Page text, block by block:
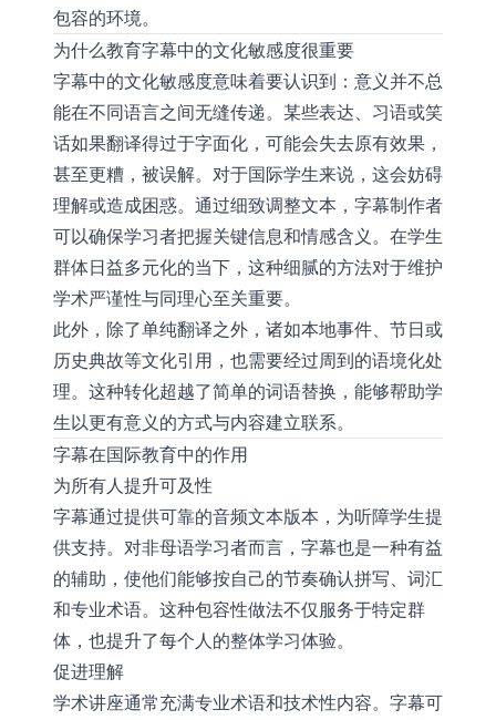
包容的环境。
为什么教育字幕中的文化敏感度很重要
字幕中的文化敏感度意味着要认识到：意义并不总
能在不同语言之间无缝传递。某些表达、习语或笑
话如果翻译得过于字面化，可能会失去原有效果，
甚至更糟，被误解。对于国际学生来说，这会妨碍
理解或造成困惑。通过细致调整文本，字幕制作者
可以确保学习者把握关键信息和情感含义。在学生
群体日益多元化的当下，这种细腻的方法对于维护
学术严谨性与同理心至关重要。
此外，除了单纯翻译之外，诸如本地事件、节日或
历史典故等文化引用，也需要经过周到的语境化处
理。这种转化超越了简单的词语替换，能够帮助学
生以更有意义的方式与内容建立联系。
字幕在国际教育中的作用
为所有人提升可及性
字幕通过提供可靠的音频文本版本，为听障学生提
供支持。对非母语学习者而言，字幕也是一种有益
的辅助，使他们能够按自己的节奏确认拼写、词汇
和专业术语。这种包容性做法不仅服务于特定群
体，也提升了每个人的整体学习体验。
促进理解
学术讲座通常充满专业术语和技术性内容。字幕可